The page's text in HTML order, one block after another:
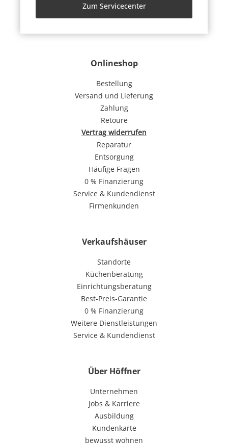
Onlineshop
Bestellung
Versand und Lieferung
Zahlung
Retoure
Vertrag widerrufen
Reparatur
Entsorgung
Häufige Fragen
0 % Finanzierung
Service & Kundendienst
Firmenkunden
Verkaufshäuser
Standorte
Küchenberatung
Einrichtungsberatung
Best-Preis-Garantie
0 % Finanzierung
Weitere Dienstleistungen
Service & Kundendienst
Über Höffner
Unternehmen
Jobs & Karriere
Ausbildung
Kundenkarte
bewusst wohnen
Zum Servicecenter